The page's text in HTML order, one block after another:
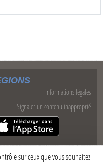
Informations légales
Signaler un contenu inapproprié
sur ceux que vous souhaitez